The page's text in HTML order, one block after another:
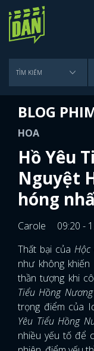
BLOG
HOA
Hồ Yêu
Nguyệt
hóng
Carole
09:20 -
Thất bại củaHộc
như không
thần tượng khi
Tiểu Hồng
trọng điểm của
Yêu Tiểu Hồng
nhiều yếu tố để